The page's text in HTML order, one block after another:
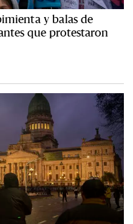
y balas de
que protestaron